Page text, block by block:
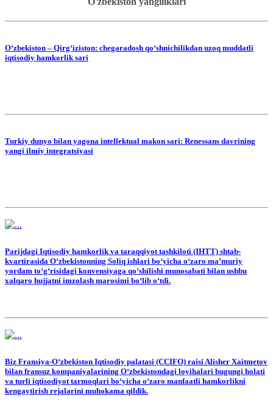
O‘zbekiston – Qirg‘iziston: chegaradosh qo‘shnichilikdan uzoq muddatli
iqtisodiy hamkorlik sari
Turkiy dunyo bilan yagona intellektual makon sari: Renessans davrining
yangi ilmiy integratsiyasi
Parijdagi Iqtisodiy hamkorlik va taraqqiyot tashkiloti (IHTT) shtab-
kvartirasida O‘zbekistonning Soliq ishlari bo‘yicha o‘zaro maʼmuriy
yordam to‘g‘risidagi konvensiyaga qo‘shilishi munosabati bilan ushbu
xalqaro hujjatni imzolash marosimi bo‘lib o‘tdi.
Biz Fransiya-O‘zbekiston Iqtisodiy palatasi (CCIFO) raisi Alisher Xaitmetov
bilan fransuz kompaniyalarining O‘zbekistondagi loyihalari bugungi holati
va turli iqtisodiyot tarmoqlari bo‘yicha o‘zaro manfaatli hamkorlikni
kengaytirish rejalarini muhokama qildik.